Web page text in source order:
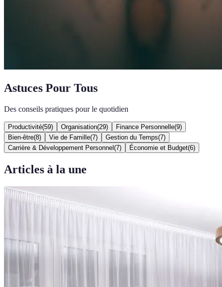
Astuces Pour Tous
Des conseils pratiques pour le quotidien
Productivité(59) Organisation(29) Finance Personnelle(9)
Bien-être(8) Vie de Famille(7) Gestion du Temps(7)
Carrière & Développement Personnel (7) Économie et Budget(6)
Articles à la une